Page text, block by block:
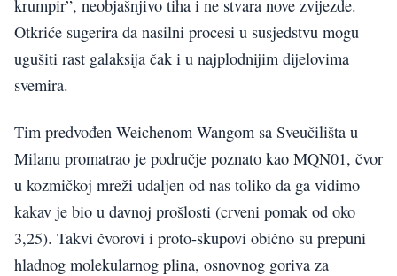
krumpir”, neobjašnjivo tiha i ne stvara nove zvijezde.
Otkriće sugerira da nasilni procesi u susjedstvu mogu
ugušiti rast galaksija čak i u najplodnijim dijelovima
svemira.
Tim predvođen Weichenom Wangom sa Sveučilišta u
Milanu promatrao je područje poznato kao MQN01, čvor
u kozmičkoj mreži udaljen od nas toliko da ga vidimo
kakav je bio u davnoj prošlosti (crveni pomak od oko
3,25). Takvi čvorovi i proto-skupovi obično su prepuni
hladnog molekularnog plina, osnovnog goriva za